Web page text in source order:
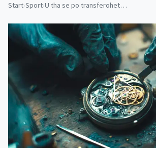
Start›Sport›U tha se po transferohet…